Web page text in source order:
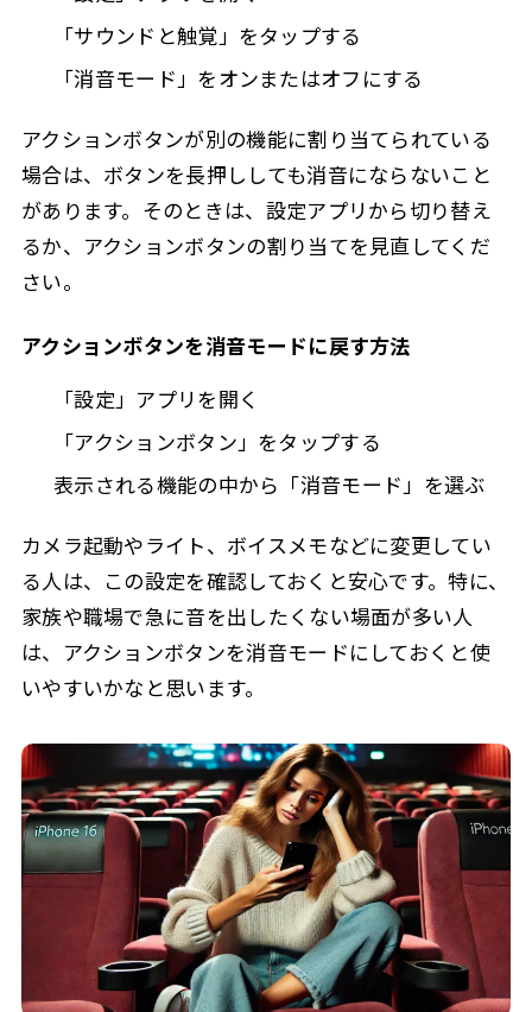
「サウンドと触覚」をタップする
「消音モード」をオンまたはオフにする
アクションボタンが別の機能に割り当てられている
場合は、ボタンを長押ししても消音にならないこと
があります。そのときは、設定アプリから切り替え
るか、アクションボタンの割り当てを見直してくだ
さい。
アクションボタンを消音モードに戻す方法
「設定」アプリを開く
「アクションボタン」をタップする
表示される機能の中から「消音モード」を選ぶ
カメラ起動やライト、ボイスメモなどに変更してい
る人は、この設定を確認しておくと安心です。特に、
家族や職場で急に音を出したくない場面が多い人
は、アクションボタンを消音モードにしておくと使
いやすいかなと思います。